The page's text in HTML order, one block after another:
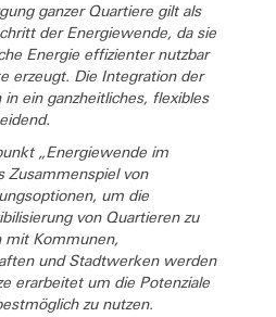
ganzer Quartiere gilt als
der Energiewende, da sie
Energie effizienter nutzbar
erzeugt. Die Integration der
in ein ganzheitliches, flexibles
„Energiewende im
Zusammenspiel von
um die
von Quartieren zu
mit Kommunen,
und Stadtwerken werden
erarbeitet um die Potenziale
zu nutzen.